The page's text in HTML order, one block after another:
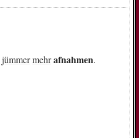
jümmermehrafnahmen.